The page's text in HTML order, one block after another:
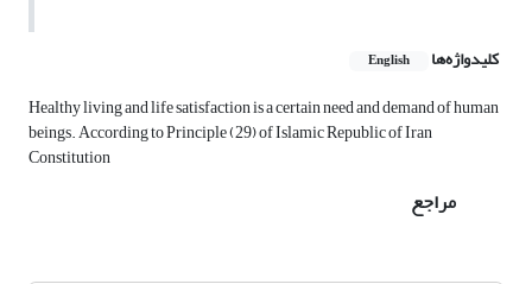
کلیدواژه‌ها English
Healthy living and life satisfaction is a certain need and demand of human
beings. According to Principle (29) of Islamic Republic of Iran
Constitution
مراجع